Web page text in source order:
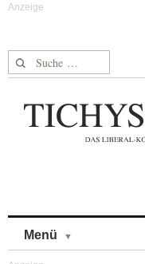
Suche nach:
Menü